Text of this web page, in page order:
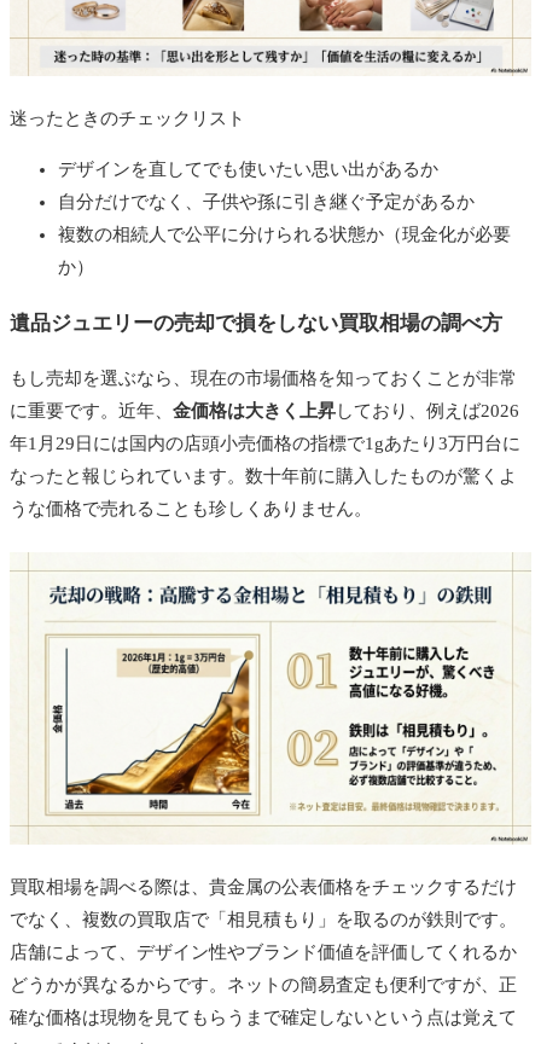
迷ったときのチェックリスト
デザインを直してでも使いたい思い出があるか
自分だけでなく、子供や孫に引き継ぐ予定があるか
複数の相続人で公平に分けられる状態か（現金化が必要
か）
遺品ジュエリーの売却で損をしない買取相場の調べ方
もし売却を選ぶなら、現在の市場価格を知っておくことが非常
に重要です。近年、 金価格は大きく上昇しており、例えば2026
年1月29日には国内の店頭小売価格の指標で1gあたり3万円台に
なったと報じられています。数十年前に購入したものが驚くよ
うな価格で売れることも珍しくありません。
買取相場を調べる際は、貴金属の公表価格をチェックするだけ
でなく、複数の買取店で「相見積もり」を取るのが鉄則です。
店舗によって、デザイン性やブランド価値を評価してくれるか
どうかが異なるからです。ネットの簡易査定も便利ですが、正
確な価格は現物を見てもらうまで確定しないという点は覚えて